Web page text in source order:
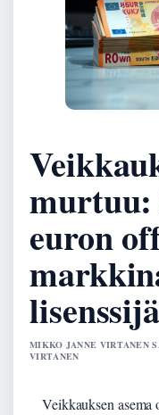
murtuu:
euron
MIKKO JANNE VIRTANEN
VIRTANEN
Veikkauksen asema